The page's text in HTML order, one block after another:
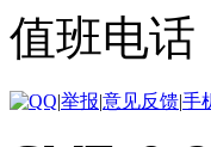
值班电
|举报|意见反馈|手